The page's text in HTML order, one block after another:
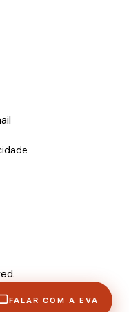
.
reserved.
Livro de
FALAR COM A EVA